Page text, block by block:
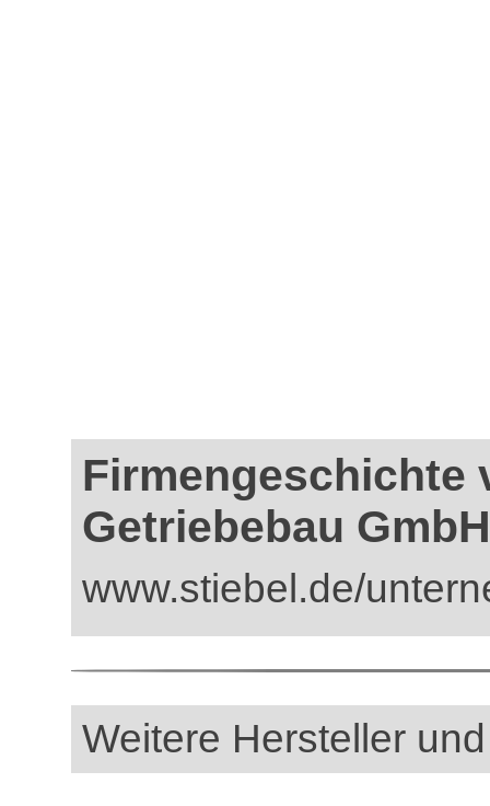
Firmengeschichte
Getriebebau
www.stiebel.de/
Weitere Hersteller